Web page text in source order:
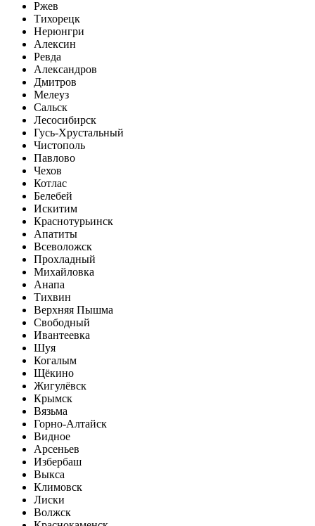
Ржев
Тихорецк
Нерюнгри
Алексин
Ревда
Александров
Дмитров
Мелеуз
Сальск
Лесосибирск
Гусь-Хрустальный
Чистополь
Павлово
Чехов
Котлас
Белебей
Искитим
Краснотурьинск
Апатиты
Всеволожск
Прохладный
Михайловка
Анапа
Тихвин
Верхняя Пышма
Свободный
Ивантеевка
Шуя
Когалым
Щёкино
Жигулёвск
Крымск
Вязьма
Горно-Алтайск
Видное
Арсеньев
Избербаш
Выкса
Климовск
Лиски
Волжск